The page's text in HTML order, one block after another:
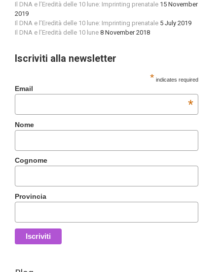
Il DNA e l’Eredità delle 10 lune: Imprinting prenatale 15 November
2019
Il DNA e l’Eredità delle 10 lune: Imprinting prenatale 5 July 2019
Il DNA e l’Eredità delle 10 lune 8 November 2018
Iscriviti alla newsletter
* indicates required
Email
*
Nome
Cognome
Provincia